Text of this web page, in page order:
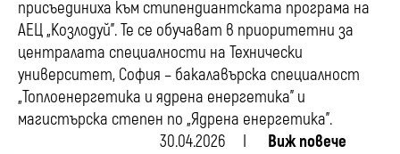
присъединиха към стипендиантската програма на
АЕЦ „Козлодуй”. Те се обучават в приоритетни за
централата специалности на Технически
университет, София – бакалавърска специалност
„Топлоенергетика и ядрена енергетика” и
магистърска степен по „Ядрена енергетика”.
30.04.2026
Виж повече